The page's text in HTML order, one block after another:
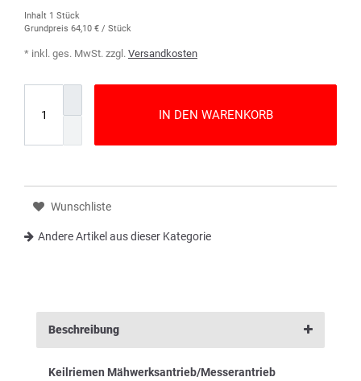
Inhalt 1 Stück
Grundpreis 64,10 € / Stück
* inkl. ges. MwSt. zzgl. Versandkosten
IN DEN WARENKORB
Wunschliste
Andere Artikel aus dieser Kategorie
Beschreibung
Keilriemen Mähwerksantrieb/Messerantrieb